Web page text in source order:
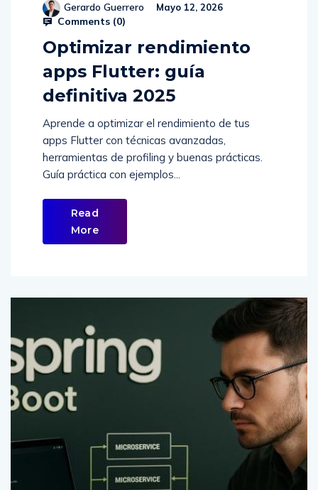
Gerardo Guerrero Mayo 12, 2026
Comments (0)
Optimizar rendimiento
apps Flutter: guía
definitiva 2025
Aprende a optimizar el rendimiento de tus
apps Flutter con técnicas avanzadas,
herramientas de profiling y buenas prácticas.
Guía práctica con ejemplos...
Read
More